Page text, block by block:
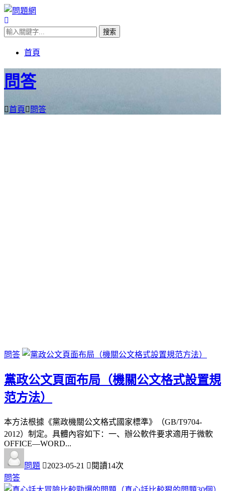
首頁
問答
首頁 問答
問答
黨政公文頁面布局（機關公文格式設置規
范方法）
本方法根據《黨政機關公文格式國家標準》（GB/T9704-
2012）制定。具體內容如下：一、辦公軟件要求適用于微軟
OFFICE—WORD...
問題 2023-05-21
閱讀14次
問答